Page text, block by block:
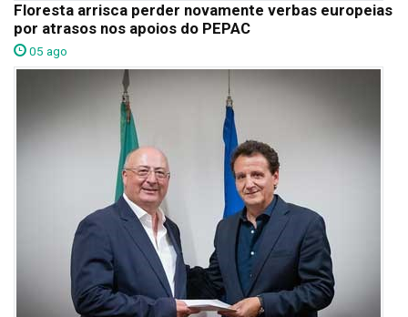
Floresta arrisca perder novamente verbas europeias
por atrasos nos apoios do PEPAC
05 ago